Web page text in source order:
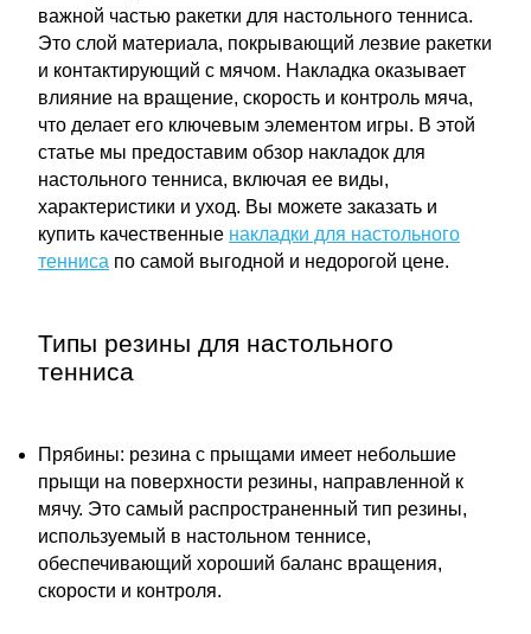
важной частью ракетки для настольного тенниса.
Это слой материала, покрывающий лезвие ракетки
и контактирующий с мячом. Накладка оказывает
влияние на вращение, скорость и контроль мяча,
что делает его ключевым элементом игры. В этой
статье мы предоставим обзор накладок для
настольного тенниса, включая ее виды,
характеристики и уход. Вы можете заказать и
купить качественные накладки для настольного
тенниса по самой выгодной и недорогой цене.
Типы резины для настольного
тенниса
Прябины: резина с прыщами имеет небольшие
прыщи на поверхности резины, направленной к
мячу. Это самый распространенный тип резины,
используемый в настольном теннисе,
обеспечивающий хороший баланс вращения,
скорости и контроля.
Контакт»